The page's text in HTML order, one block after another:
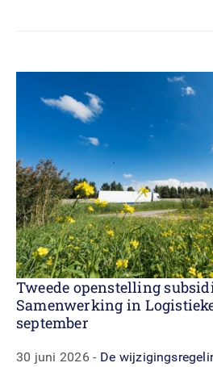
Tweede openstelling
Samenwerking in
september
30 juni 2026
De